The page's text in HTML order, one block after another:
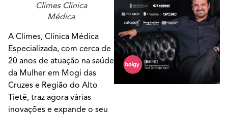
Climes Clínica
Médica
A Climes, Clínica Médica
Especializada, com cerca de
20 anos de atuação na saúde
da Mulher em Mogi das
Cruzes e Região do Alto
Tietê, traz agora várias
inovações e expande o seu